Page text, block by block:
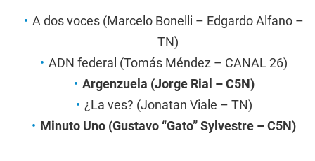
A dos voces (Marcelo Bonelli – Edgardo Alfano –
TN)
ADN federal (Tomás Méndez – CANAL 26)
Argenzuela (Jorge Rial – C5N)
¿La ves? (Jonatan Viale – TN)
Minuto Uno (Gustavo “Gato” Sylvestre – C5N)